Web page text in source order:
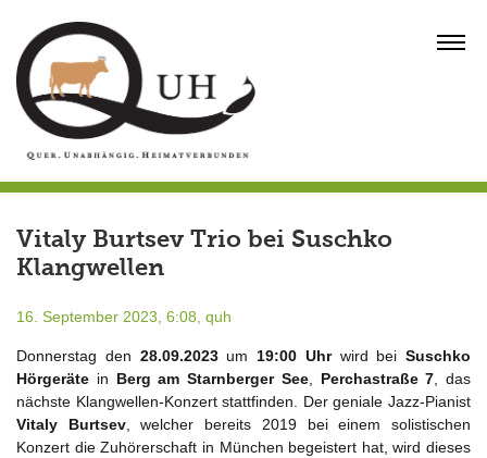
content
Vitaly Burtsev Trio bei Suschko
Klangwellen
16. September 2023, 6:08, quh
Donnerstag den 28.09.2023um 19:00 Uhrwird bei Suschko
Hörgeräte in Berg am Starnberger See, Perchastraße 7, das
nächste Klangwellen-Konzert stattfinden. Der geniale Jazz-Pianist
Vitaly Burtsev, welcher bereits 2019 bei einem solistischen
Konzert die Zuhörerschaft in München begeistert hat, wird dieses